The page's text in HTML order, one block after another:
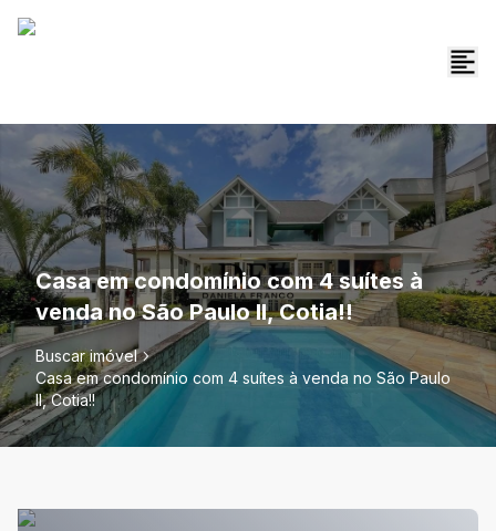
Casa em condomínio com 4 suítes à
venda no São Paulo II, Cotia!!
Buscar imóvel
Casa em condomínio com 4 suítes à venda no São Paulo
II, Cotia!!